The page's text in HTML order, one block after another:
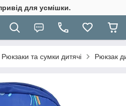
для усмішки.
Рюкзаки та сумки дитячі Рюкзак